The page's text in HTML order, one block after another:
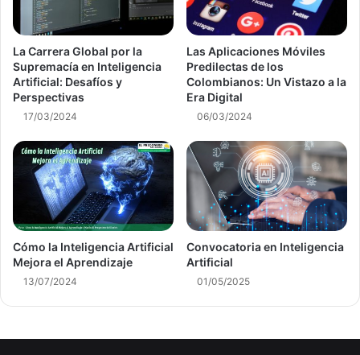
La Carrera Global por la
Supremacía en Inteligencia
Artificial: Desafíos y
Perspectivas
17/03/2024
Las Aplicaciones Móviles
Predilectas de los
Colombianos: Un Vistazo a la
Era Digital
06/03/2024
Cómo la Inteligencia Artificial
Mejora el Aprendizaje
13/07/2024
Convocatoria en Inteligencia
Artificial
01/05/2025